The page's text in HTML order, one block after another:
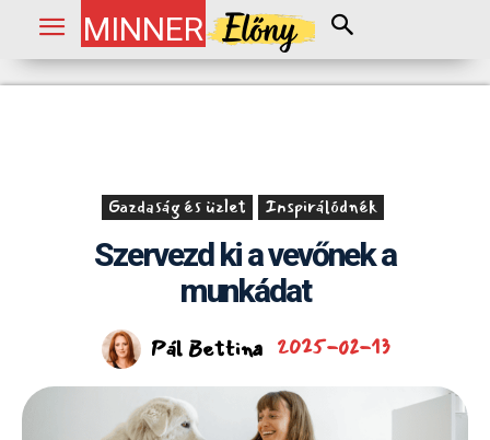
MINNER
Gazdaság és üzlet Inspirálódnék
Szervezd ki a vevőnek a
munkádat
Pál Bettina 2025-02-13